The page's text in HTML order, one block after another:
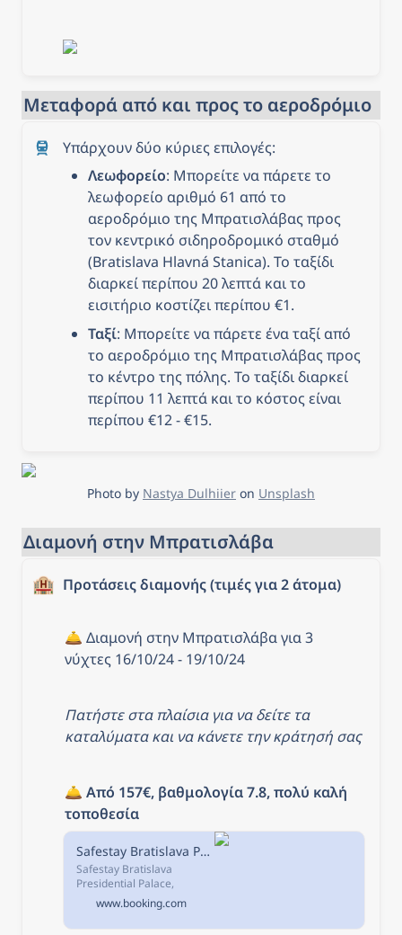
Μεταφορά από και προς το αεροδρόμιο
Υπάρχουν δύο κύριες επιλογές:
Λεωφορείο: Μπορείτε να πάρετε το
λεωφορείο αριθμό 61 από το
αεροδρόμιο της Μπρατισλάβας προς
τον κεντρικό σιδηροδρομικό σταθμό
(Bratislava Hlavná Stanica). Το ταξίδι
διαρκεί περίπου 20 λεπτά και το
εισιτήριο κοστίζει περίπου €1.
Ταξί: Μπορείτε να πάρετε ένα ταξί από
το αεροδρόμιο της Μπρατισλάβας προς
το κέντρο της πόλης. Το ταξίδι διαρκεί
περίπου 11 λεπτά και το κόστος είναι
περίπου €12 - €15.
Photo by Nastya Dulhiier on Unsplash
Διαμονή στην Μπρατισλάβα
🏨 Προτάσεις διαμονής (τιμές για 2 άτομα)
🛎️ Διαμονή στην Μπρατισλάβα για 3
νύχτες 16/10/24 - 19/10/24
Πατήστε στα πλαίσια για να δείτε τα
καταλύματα και να κάνετε την κράτησή σας
🛎️ Από 157€, βαθμολογία 7.8, πολύ καλή
τοποθεσία
Safestay Bratislava Presidential Palace, Μπρατισλάβα, Σλοβακία
Safestay Bratislava
Presidential Palace,
Μπρατισλάβα – Κάντε
κράτηση με Εγγύηση
Καλύτερης Τιμής! 4104
www.booking.com